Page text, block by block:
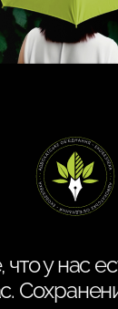
что у нас